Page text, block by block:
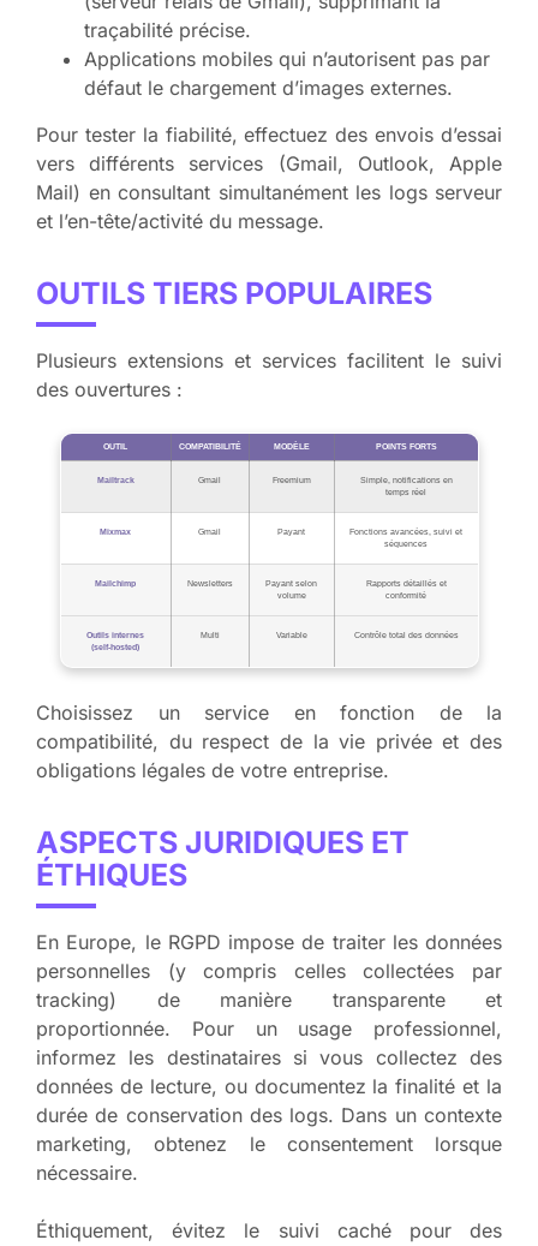
traçabilité précise.
Applications mobiles qui n’autorisent pas par
défaut le chargement d’images externes.
Pour tester la fiabilité, effectuez des envois d’essai
vers différents services (Gmail, Outlook, Apple
Mail) en consultant simultanément les logs serveur
et l’en-tête/activité du message.
OUTILS TIERS POPULAIRES
Plusieurs extensions et services facilitent le suivi
des ouvertures :
OUTIL COMPATIBILITÉ MODÈLE POINTS FORTS
Mailtrack Gmail Freemium
Simple, notifications en
temps réel
Mixmax Gmail Payant
Fonctions avancées, suivi et
séquences
Mailchimp Newsletters
Payant selon
volume
Rapports détaillés et
conformité
Outils internes
(self‑hosted)
Multi Variable Contrôle total des données
Choisissez un service en fonction de la
compatibilité, du respect de la vie privée et des
obligations légales de votre entreprise.
ASPECTS JURIDIQUES ET
ÉTHIQUES
En Europe, le RGPD impose de traiter les données
personnelles (y compris celles collectées par
tracking) de manière transparente et
proportionnée. Pour un usage professionnel,
informez les destinataires si vous collectez des
données de lecture, ou documentez la finalité et la
durée de conservation des logs. Dans un contexte
marketing, obtenez le consentement lorsque
nécessaire.
Éthiquement, évitez le suivi caché pour des